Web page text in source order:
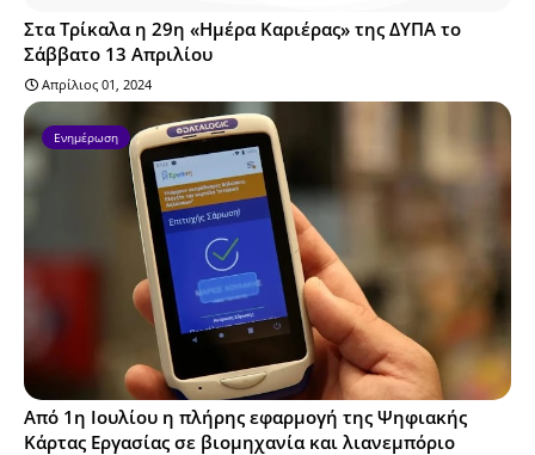
Στα Τρίκαλα η 29η «Ημέρα Καριέρας» της ΔΥΠΑ το
Σάββατο 13 Απριλίου
Απρίλιος 01, 2024
Ενημέρωση
Από 1η Ιουλίου η πλήρης εφαρμογή της Ψηφιακής
Κάρτας Εργασίας σε βιομηχανία και λιανεμπόριο